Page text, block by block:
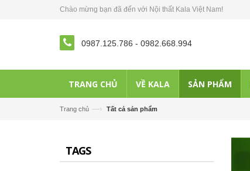
Chào mừng bạn đã đến với Nội thất Kala Việt Nam!
0987.125.786 - 0982.668.994
TRANG CHỦ VỀ KALA SẢN PHẨM
Trang chủ —› Tất cả sản phẩm
TAGS